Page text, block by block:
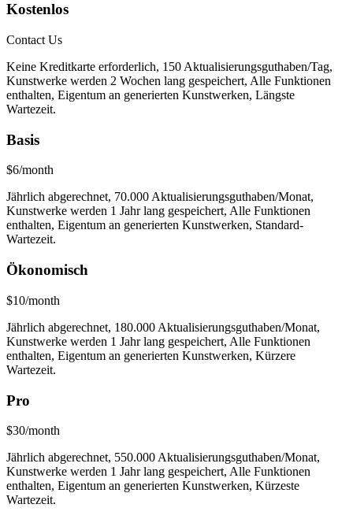
Kostenlos
Contact Us
Keine Kreditkarte erforderlich, 150 Aktualisierungsguthaben/Tag,
Kunstwerke werden 2 Wochen lang gespeichert, Alle Funktionen
enthalten, Eigentum an generierten Kunstwerken, Längste
Wartezeit.
Basis
$6/month
Jährlich abgerechnet, 70.000 Aktualisierungsguthaben/Monat,
Kunstwerke werden 1 Jahr lang gespeichert, Alle Funktionen
enthalten, Eigentum an generierten Kunstwerken, Standard-
Wartezeit.
Ökonomisch
$10/month
Jährlich abgerechnet, 180.000 Aktualisierungsguthaben/Monat,
Kunstwerke werden 1 Jahr lang gespeichert, Alle Funktionen
enthalten, Eigentum an generierten Kunstwerken, Kürzere
Wartezeit.
Pro
$30/month
Jährlich abgerechnet, 550.000 Aktualisierungsguthaben/Monat,
Kunstwerke werden 1 Jahr lang gespeichert, Alle Funktionen
enthalten, Eigentum an generierten Kunstwerken, Kürzeste
Wartezeit.